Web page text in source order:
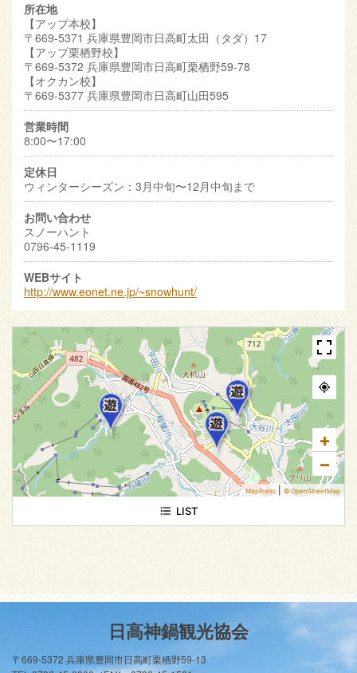
所在地
【アップ本校】
〒669-5371 兵庫県豊岡市日高町太田（タダ）17
【アップ栗栖野校】
〒669-5372 兵庫県豊岡市日高町栗栖野59-78
【オクカン校】
〒669-5377 兵庫県豊岡市日高町山田595
営業時間
8:00〜17:00
定休日
ウィンターシーズン：3月中旬〜12月中旬まで
お問い合わせ
スノーハント
0796-45-1119
WEBサイト
http://www.eonet.ne.jp/~snowhunt/
3 Results
《アップ本校》
+
−
MapPress © OpenStreetMap
LIST
日高神鍋観光協会
〒669-5372 兵庫県豊岡市日高町栗栖野59-13